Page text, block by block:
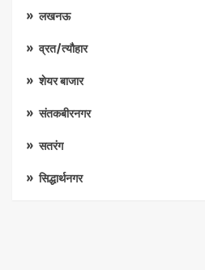
लखनऊ
व्रत/त्यौहार
शेयर बाजार
संतकबीरनगर
सतरंग
सिद्धार्थनगर